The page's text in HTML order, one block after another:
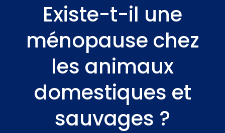
Existe-t-il une
ménopause chez
les animaux
domestiques et
sauvages ?